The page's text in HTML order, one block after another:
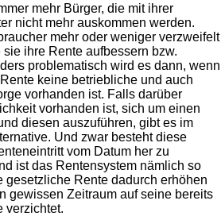
mehr Bürger, die mit ihrer
nicht mehr auskommen werden.
mehr oder weniger verzweifelt
ihre Rente aufbessern bzw.
problematisch wird es dann, wenn
keine betriebliche und auch
vorhanden ist. Falls darüber
vorhanden ist, sich um einen
diesen auszuführen, gibt es im
Und zwar besteht diese
vom Datum her zu
ist das Rentensystem nämlich so
gesetzliche Rente dadurch erhöhen
gewissen Zeitraum auf seine bereits
verzichtet.